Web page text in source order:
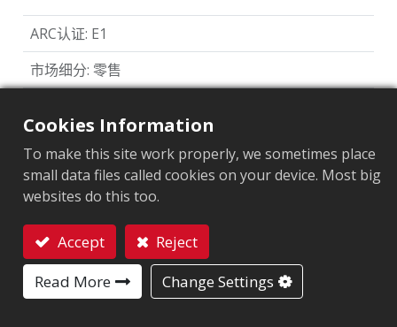
ARC认证: E1
市场细分: 零售
标签尺寸（mm）:75x35x1.35
用户內存:0/32 bits
Cookies Information
To make this site work properly, we sometimes place
small data files called cookies on your device. Most big
websites do this too.
Accept
Reject
Read More
Change Settings